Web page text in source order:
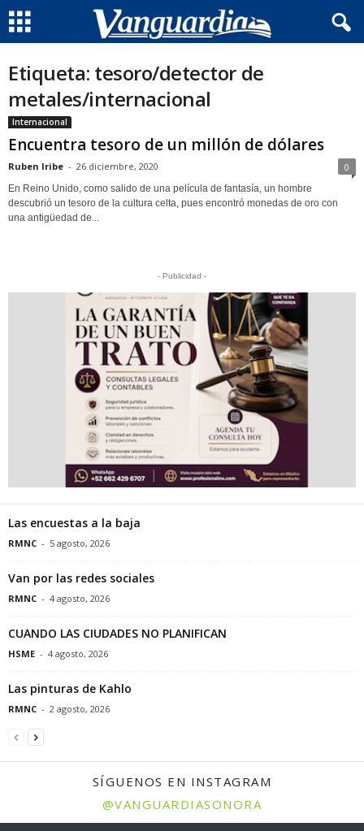
Etiqueta: tesoro/detector de
metales/internacional
Internacional
Encuentra tesoro de un millón de dólares
Ruben Iribe - 26 diciembre, 2020 0
En Reino Unido, como salido de una película de fantasía, un hombre
descubrió un tesoro de la cultura celta, pues encontró monedas de oro con
una antigüedad de...
- Publicidad -
Las encuestas a la baja
RMNC - 5 agosto, 2026
Van por las redes sociales
RMNC - 4 agosto, 2026
CUANDO LAS CIUDADES NO PLANIFICAN
HSME - 4 agosto, 2026
Las pinturas de Kahlo
RMNC - 2 agosto, 2026
SÍGUENOS EN INSTAGRAM
@VANGUARDIASONORA